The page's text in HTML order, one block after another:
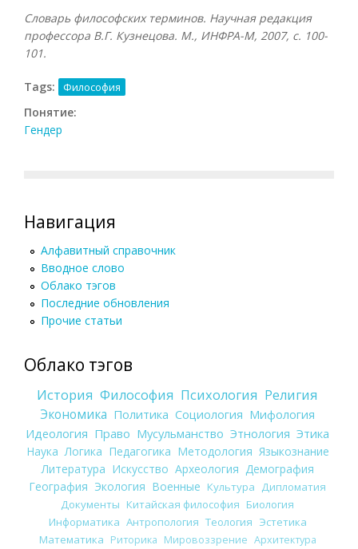
Словарь философских терминов. Научная редакция
профессора В.Г. Кузнецова. М., ИНФРА-М, 2007, с. 100-
101.
Tags: Философия
Понятие:
Гендер
Навигация
Алфавитный справочник
Вводное слово
Облако тэгов
Последние обновления
Прочие статьи
Облако тэгов
История Философия Психология Религия
Экономика Политика Социология Мифология
Идеология Право Мусульманство Этнология Этика
Наука Логика Педагогика Методология Языкознание
Литература Искусство Археология Демография
География Экология Военные Культура
Дипломатия
Документы Китайская философия Биология
Информатика Антропология Теология Эстетика
Математика Риторика Мировоззрение Архитектура